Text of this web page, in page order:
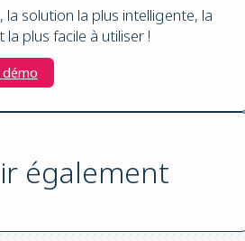
la solution la plus intelligente, la
plus facile à utiliser !
également